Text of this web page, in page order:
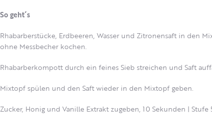
So geht´s
Rhabarberstücke, Erdbeeren, Wasser und Zitronensaft in den
ohne Messbecher kochen.
Rhabarberkompott durch ein feines Sieb streichen und Saft
Mixtopf spülen und den Saft wieder in den Mixtopf geben.
Zucker, Honig und Vanille Extrakt zugeben, 10 Sekunden |